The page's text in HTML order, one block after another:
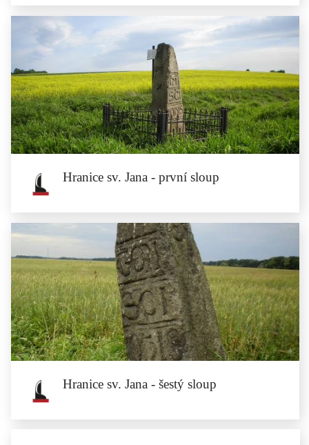
Hranice sv. Jana - pátý sloup
Pátý sloup hranice sv. Jana se nachází na hranicích mezi obcemi...
Hranice sv. Jana - první sloup
Hranice sv. Jana - první sloup
První sloup hranice sv. Jana stojí na okraji silnice, na pravé straně silnice...
Hranice sv. Jana - šestý sloup